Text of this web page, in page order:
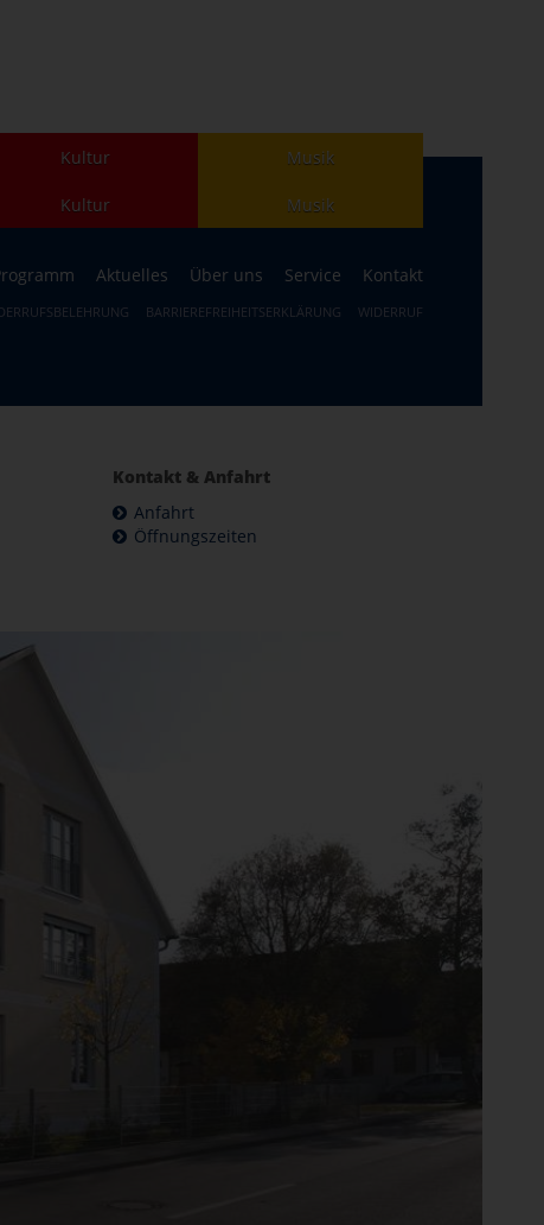
Kultur Musik
Kultur Musik
Aktuelles Über uns Service Kontakt
BARRIEREFREIHEITSERKLÄRUNG WIDERRUF
Kontakt & Anfahrt
Anfahrt
Öffnungszeiten